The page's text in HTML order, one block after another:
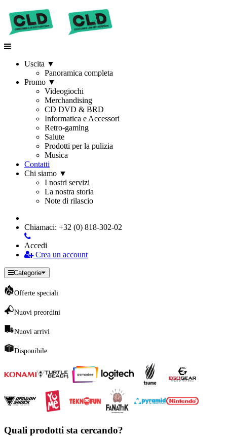
Uscita ▼
Panoramica completa
Promo ▼
Videogiochi
Merchandising
CD DVD & BRD
Informatica e Accessori
Retro-gaming
Salute
Prodotti per la pulizia
Musica
Contatti
Chi siamo ▼
I nostri servizi
La nostra storia
Note di rilascio
Chiamaci: +32 (0) 818-302-02
Accedi
Crea un account
Categorie
Offerte speciali
Nuovi preordini
Nuovi arrivi
Disponibile
Quali prodotti sta cercando?